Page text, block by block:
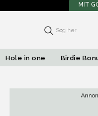
MIT
Søg her
Hole in one Birdie